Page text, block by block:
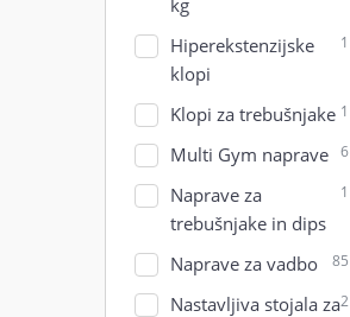
kg
Hiperekstenzijske
klopi
1
Klopi za trebušnjake 1
Multi Gym naprave 6
Naprave za
trebušnjake in dips
1
Naprave za vadbo 85
Nastavljiva stojala za2